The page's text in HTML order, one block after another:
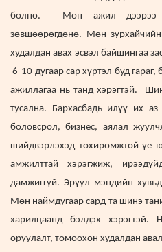
болно. Мөн ажил дээрээ
зөвшөөрөгдөнө. Мөн
худалдан авах эсвэл байшингаа
6-10 дугаар сар хүртэл буд гараг,
ажиллагаа нь танд хэрэгтэй.
тусална. Бархасбадь илүү их
боловсрол, бизнес, аялал
шийдвэрлэхэд тохиромжтой үе
амжилттай хэрэгжиж,
дамжиггүй. Эрүүл мэндийн
Мөн наймдугаар сард та шинэ
харилцаанд бэлдэх хэрэгтэй.
оруулалт, томоохон худалдан